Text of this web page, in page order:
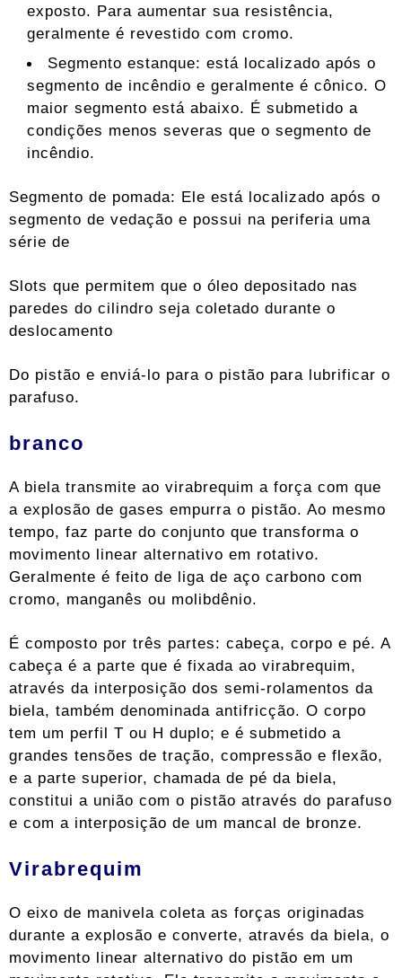
exposto. Para aumentar sua resistência,
geralmente é revestido com cromo.
Segmento estanque: está localizado após o
segmento de incêndio e geralmente é cônico. O
maior segmento está abaixo. É submetido a
condições menos severas que o segmento de
incêndio.
Segmento de pomada: Ele está localizado após o
segmento de vedação e possui na periferia uma
série de
Slots que permitem que o óleo depositado nas
paredes do cilindro seja coletado durante o
deslocamento
Do pistão e enviá-lo para o pistão para lubrificar o
parafuso.
branco
A biela transmite ao virabrequim a força com que
a explosão de gases empurra o pistão. Ao mesmo
tempo, faz parte do conjunto que transforma o
movimento linear alternativo em rotativo.
Geralmente é feito de liga de aço carbono com
cromo, manganês ou molibdênio.
É composto por três partes: cabeça, corpo e pé. A
cabeça é a parte que é fixada ao virabrequim,
através da interposição dos semi-rolamentos da
biela, também denominada antifricção. O corpo
tem um perfil T ou H duplo; e é submetido a
grandes tensões de tração, compressão e flexão,
e a parte superior, chamada de pé da biela,
constitui a união com o pistão através do parafuso
e com a interposição de um mancal de bronze.
Virabrequim
O eixo de manivela coleta as forças originadas
durante a explosão e converte, através da biela, o
movimento linear alternativo do pistão em um